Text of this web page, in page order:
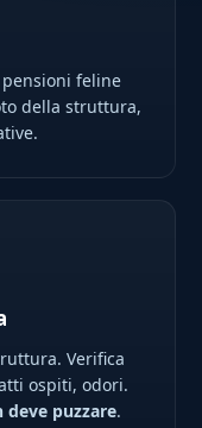
feline
della struttura,
Verifica
ospiti, odori.
deve puzzare.